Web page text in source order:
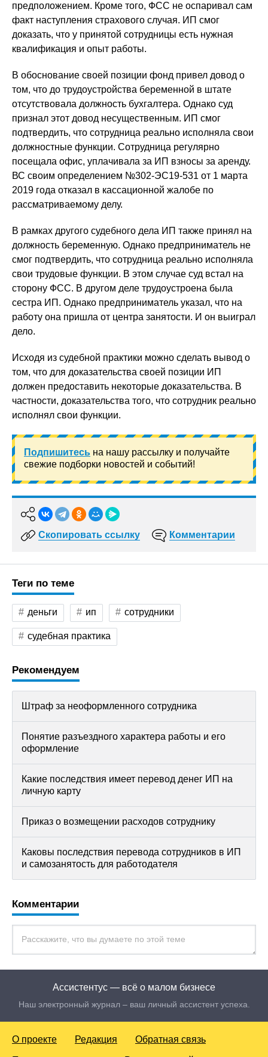
предположением. Кроме того, ФСС не оспаривал сам
факт наступления страхового случая. ИП смог
доказать, что у принятой сотрудницы есть нужная
квалификация и опыт работы.
В обоснование своей позиции фонд привел довод о
том, что до трудоустройства беременной в штате
отсутствовала должность бухгалтера. Однако суд
признал этот довод несущественным. ИП смог
подтвердить, что сотрудница реально исполняла свои
должностные функции. Сотрудница регулярно
посещала офис, уплачивала за ИП взносы за аренду.
ВС своим определением №302-ЭС19-531 от 1 марта
2019 года отказал в кассационной жалобе по
рассматриваемому делу.
В рамках другого судебного дела ИП также принял на
должность беременную. Однако предприниматель не
смог подтвердить, что сотрудница реально исполняла
свои трудовые функции. В этом случае суд встал на
сторону ФСС. В другом деле трудоустроена была
сестра ИП. Однако предприниматель указал, что на
работу она пришла от центра занятости. И он выиграл
дело.
Исходя из судебной практики можно сделать вывод о
том, что для доказательства своей позиции ИП
должен предоставить некоторые доказательства. В
частности, доказательства того, что сотрудник реально
исполнял свои функции.
Подпишитесь на нашу рассылку и получайте
свежие подборки новостей и событий!
Скопировать ссылку Комментарии
Теги по теме
деньги ип сотрудники
судебная практика
Рекомендуем
Штраф за неоформленного сотрудника
Понятие разъездного характера работы и его
оформление
Какие последствия имеет перевод денег ИП на
личную карту
Приказ о возмещении расходов сотруднику
Каковы последствия перевода сотрудников в ИП
и самозанятость для работодателя
Комментарии
Ассистентус — всё о малом бизнесе
Наш электронный журнал – ваш личный ассистент успеха.
О проекте Редакция Обратная связь